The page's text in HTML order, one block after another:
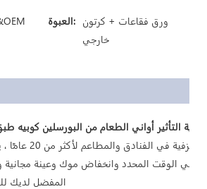
العبوة: ورق فقاعات + كرتون
خارجي
التأثير أواني الطعام من البورسلين كوبيه
اثنان ثمانية سيراميك
في الوقت المحدد وانخفاض موك وعينة مجانية
المفضل لديك